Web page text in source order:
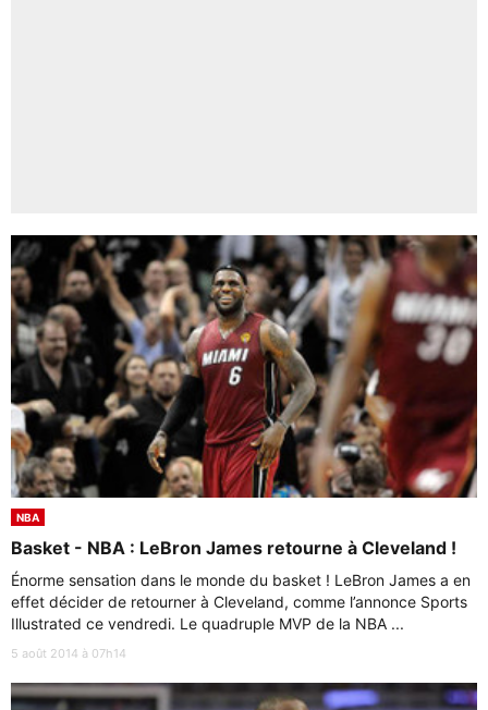
NBA
Basket - NBA : LeBron James retourne à Cleveland !
Énorme sensation dans le monde du basket ! LeBron James a en
effet décider de retourner à Cleveland, comme l’annonce Sports
Illustrated ce vendredi. Le quadruple MVP de la NBA ...
5 août 2014 à 07h14